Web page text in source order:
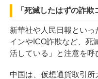
「死滅したはずの詐欺
新華社や人民日報といっ
インやICO詐欺など、死
活している」と注意を呼
中国は、仮想通貨取引